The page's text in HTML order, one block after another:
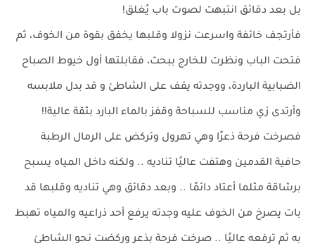
بل بعد دقائق انتبهت لصوت باب يُغلق!
فأرتجف خائفة واسرعت نزولا وقلبها يخفق بقوة من الخوف، ثم
فتحت الباب ونظرت للخارج ببحث، فقابلتها أول خيوط الصباح
الضبابية الباردة، ووجدته يقف على الشاطئ و قد بدل ملابسه
وأرتدى زي مناسب للسباحة وقفز بالماء البارد بثقة عالية!!
فصرخت فرحة ذعرًا وهي تهرول وتركض على الرمال الرطبة
حافية القدمين وهتفت عاليًا تناديه .. ولكنه داخل المياه يسبح
برشاقة مثلما أعتاد دائمًا .. وبعد دقائق وهي تناديه وقلبها قد
بات يصرخ من الخوف عليه وجدته يرفع أحد ذراعيه والمياه تهبط
به ثم ترفعه عاليًا .. صرخت فرحة بذعر وركضت نحو الشاطئ